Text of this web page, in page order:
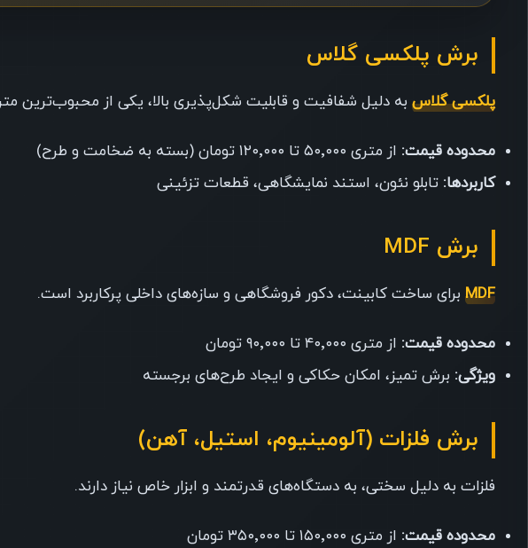
برش پلکسی گلاس
پلکسی گلاس به دلیل شفافیت و قابلیت شکل‌پذیری بالا، یکی از محبوب‌ترین
محدوده قیمت: از متری ۵۰٬۰۰۰ تا ۱۲۰٬۰۰۰ تومان (بسته به ضخامت و طرح)
کاربردها: تابلو نئون، استند نمایشگاهی، قطعات تزئینی
برش MDF
MDF برای ساخت کابینت، دکور فروشگاهی و سازه‌های داخلی پرکاربرد است.
محدوده قیمت: از متری ۴۰٬۰۰۰ تا ۹۰٬۰۰۰ تومان
ویژگی: برش تمیز، امکان حکاکی و ایجاد طرح‌های برجسته
برش فلزات (آلومینیوم، استیل، آهن)
فلزات به دلیل سختی، به دستگاه‌های قدرتمند و ابزار خاص نیاز دارند.
محدوده قیمت: از متری ۱۵۰٬۰۰۰ تا ۳۵۰٬۰۰۰ تومان